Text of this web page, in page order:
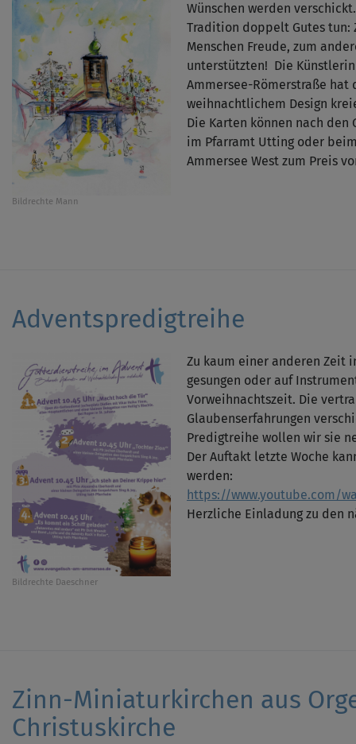
Bildrechte Mann
Wünschen werden
Tradition doppelt Gutes tun:
Menschen Freude, zum
unterstützten! Die
Ammersee-Römerstraße hat
weihnachtlichem Design
Die Karten können nach
im Pfarramt Utting oder
Ammersee West zum Preis
Adventspredigtreihe
Bildrechte Daeschner
Zu kaum einer anderen Zeit
gesungen oder auf
Vorweihnachtszeit. Die
Glaubenserfahrungen
Predigtreihe wollen wir sie
Der Auftakt letzte Woche
werden:
https://www.youtube.com/
Herzliche Einladung zu den
Zinn-Miniaturkirchen aus
Christuskirche